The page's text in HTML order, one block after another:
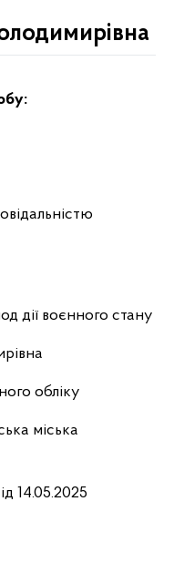
дії воєнного стану
обліку
міська
14.05.2025